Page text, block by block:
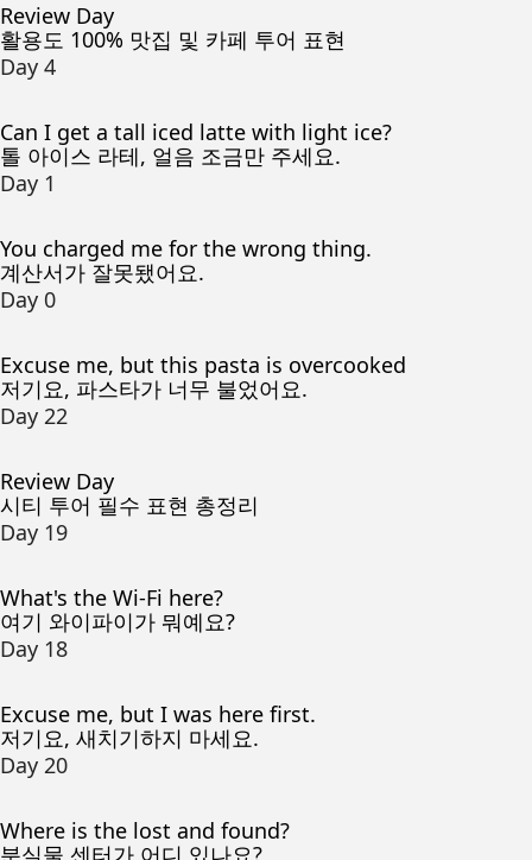
Review Day
활용도 100% 맛집 및 카페 투어 표현
Day 4
Can I get a tall iced latte with light ice?
톨 아이스 라테, 얼음 조금만 주세요.
Day 1
You charged me for the wrong thing.
계산서가 잘못됐어요.
Day 0
Excuse me, but this pasta is overcooked
저기요, 파스타가 너무 불었어요.
Day 22
Review Day
시티 투어 필수 표현 총정리
Day 19
What's the Wi-Fi here?
여기 와이파이가 뭐예요?
Day 18
Excuse me, but I was here first.
저기요, 새치기하지 마세요.
Day 20
Where is the lost and found?
분실물 센터가 어디 있나요?